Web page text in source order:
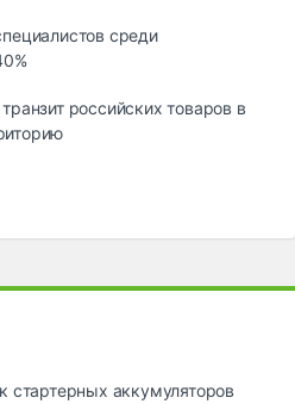
среди
российских товаров в
стартерных аккумуляторов